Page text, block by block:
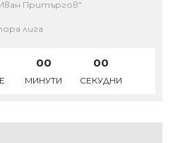
Притъргов"
лига
00
МИНУТИ
00
СЕКУДНИ